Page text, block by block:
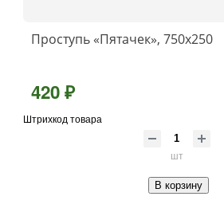
Проступь «Пятачек», 750x250
420 ₽
Штрихкод товара
шт
В корзину